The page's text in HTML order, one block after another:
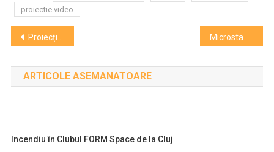
proiectie video
Navigare
în
articole
Proiecție de gală la cinema Florin Piersic Microstagiune la Teatrul Maghiar
ARTICOLE ASEMANATOARE
Incendiu în Clubul FORM Space de la Cluj